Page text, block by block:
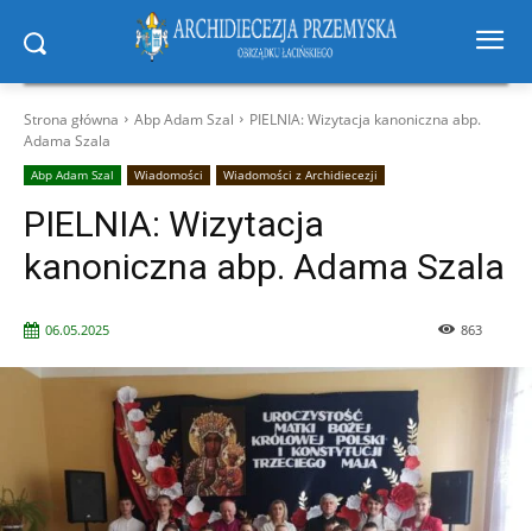
Strona główna Abp Adam Szal
PIELNIA: Wizytacja kanoniczna abp.
Adama Szala
Abp Adam Szal Wiadomości Wiadomości z Archidiecezji
PIELNIA: Wizytacja
kanoniczna abp. Adama Szala
06.05.2025 863